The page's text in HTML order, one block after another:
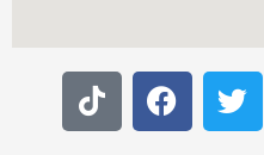
T
i
F
a
T
w